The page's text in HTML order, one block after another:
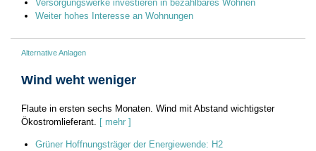
Versorgungswerke investieren in bezahlbares Wohnen
Weiter hohes Interesse an Wohnungen
Alternative Anlagen
Wind weht weniger
Flaute in ersten sechs Monaten. Wind mit Abstand wichtigster
Ökostromlieferant. [ mehr ]
Grüner Hoffnungsträger der Energiewende: H2